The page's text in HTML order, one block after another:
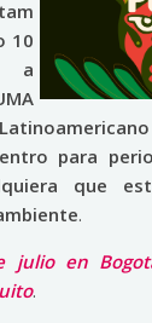
10
a
para
que
.
julio en
.